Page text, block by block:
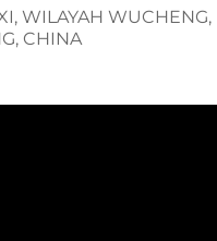
WILAYAH WUCHENG,
CHINA